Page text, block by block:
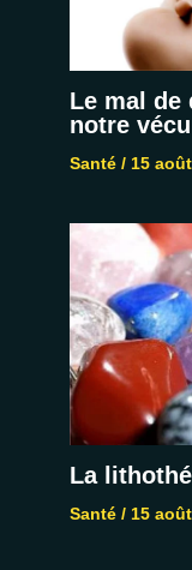
Le mal de
notre
Santé/ 15
La
Santé/ 15